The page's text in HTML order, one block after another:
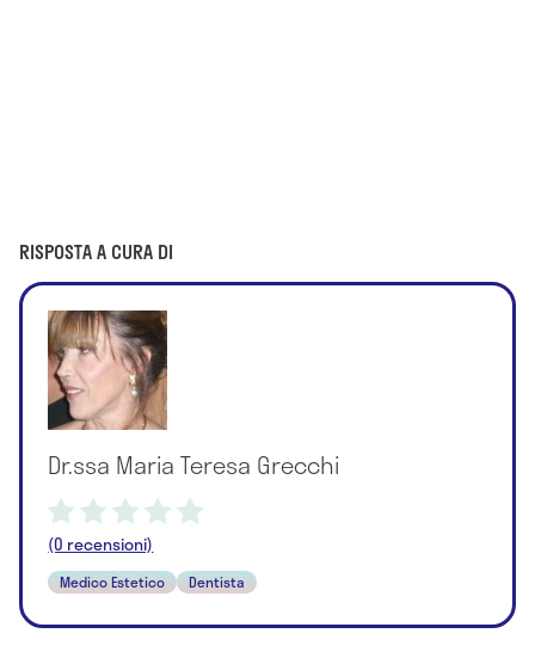
RISPOSTA A CURA DI
Dr.ssa Maria Teresa Grecchi
(0 recensioni)
Medico Estetico Dentista